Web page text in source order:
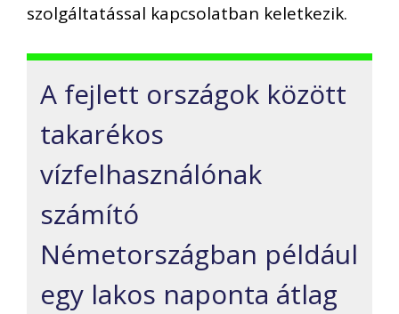
szolgáltatással kapcsolatban keletkezik.
A fejlett országok között
takarékos
vízfelhasználónak
számító
Németországban például
egy lakos naponta átlag